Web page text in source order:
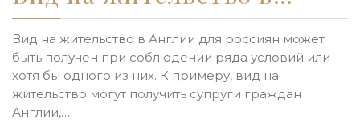
Вид на жительство в Англии для россиян может
быть получен при соблюдении ряда условий или
хотя бы одного из них. К примеру, вид на
жительство могут получить супруги граждан
Англии,…